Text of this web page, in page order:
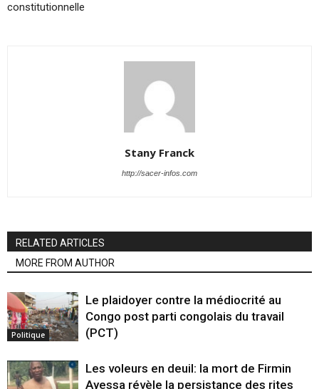
constitutionnelle
Stany Franck
http://sacer-infos.com
RELATED ARTICLES
MORE FROM AUTHOR
Politique
Le plaidoyer contre la médiocrité au
Congo post parti congolais du travail
(PCT)
Les voleurs en deuil: la mort de Firmin
Ayessa révèle la persistance des rites